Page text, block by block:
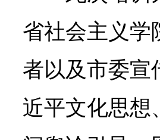
省社会主义学
者以及市委宣
近平文化思想